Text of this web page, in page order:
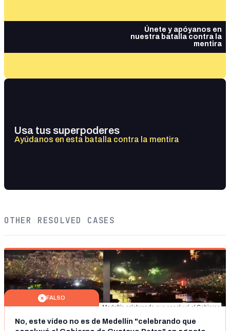
Únete y apóyanos en
nuestra batalla contra la
mentira
Usa tus superpoderes
Ayúdanos en esta batalla contra la mentira
OTHER RESOLVED CASES
FALSO
No, este vídeo no es de Medellín "celebrando que